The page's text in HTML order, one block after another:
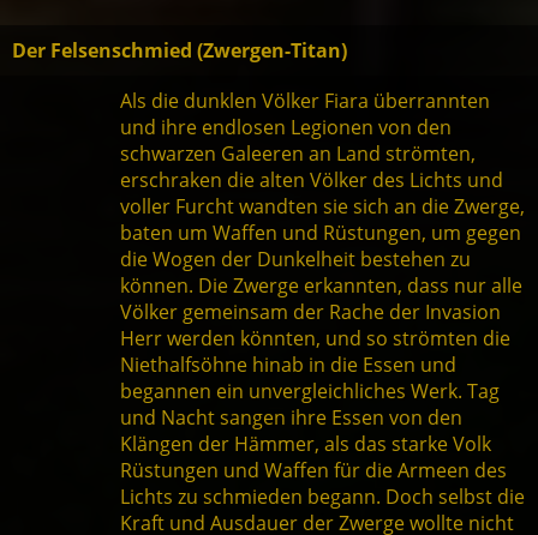
Der Felsenschmied (Zwergen-Titan)
Als die dunklen Völker Fiara überrannten
und ihre endlosen Legionen von den
schwarzen Galeeren an Land strömten,
erschraken die alten Völker des Lichts und
voller Furcht wandten sie sich an die Zwerge,
baten um Waffen und Rüstungen, um gegen
die Wogen der Dunkelheit bestehen zu
können. Die Zwerge erkannten, dass nur alle
Völker gemeinsam der Rache der Invasion
Herr werden könnten, und so strömten die
Niethalfsöhne hinab in die Essen und
begannen ein unvergleichliches Werk. Tag
und Nacht sangen ihre Essen von den
Klängen der Hämmer, als das starke Volk
Rüstungen und Waffen für die Armeen des
Lichts zu schmieden begann. Doch selbst die
Kraft und Ausdauer der Zwerge wollte nicht